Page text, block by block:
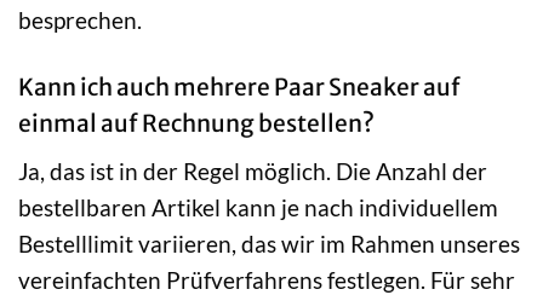
besprechen.
Kann ich auch mehrere Paar Sneaker auf
einmal auf Rechnung bestellen?
Ja, das ist in der Regel möglich. Die Anzahl der
bestellbaren Artikel kann je nach individuellem
Bestelllimit variieren, das wir im Rahmen unseres
vereinfachten Prüfverfahrens festlegen. Für sehr